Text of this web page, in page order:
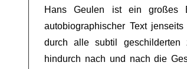
Hans Geulen ist ein großes
autobiographischer Text
durch alle subtil geschilderten
hindurch nach und nach die